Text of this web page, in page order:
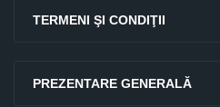
TERMENI ŞI CONDIŢII
PREZENTARE GENERALĂ